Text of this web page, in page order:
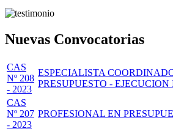
Nuevas Convocatorias
CAS
Nº 208
- 2023
ESPECIALISTA
PRESUPUESTO -
CAS
Nº 207
- 2023
PROFESIONAL EN